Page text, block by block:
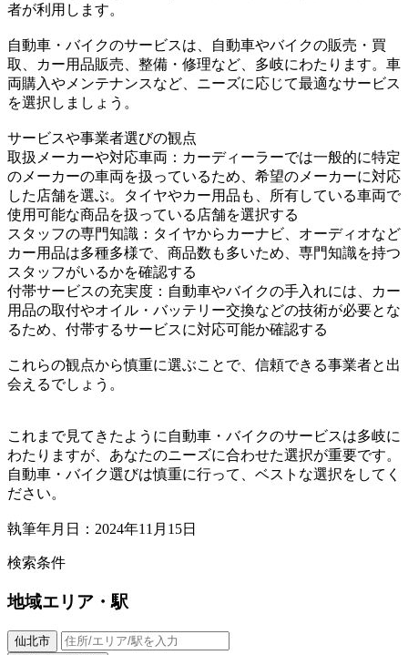
者が利用します。
自動車・バイクのサービスは、自動車やバイクの販売・買
取、カー用品販売、整備・修理など、多岐にわたります。車
両購入やメンテナンスなど、ニーズに応じて最適なサービス
を選択しましょう。
サービスや事業者選びの観点
取扱メーカーや対応車両：カーディーラーでは一般的に特定
のメーカーの車両を扱っているため、希望のメーカーに対応
した店舗を選ぶ。タイヤやカー用品も、所有している車両で
使用可能な商品を扱っている店舗を選択する
スタッフの専門知識：タイヤからカーナビ、オーディオなど
カー用品は多種多様で、商品数も多いため、専門知識を持つ
スタッフがいるかを確認する
付帯サービスの充実度：自動車やバイクの手入れには、カー
用品の取付やオイル・バッテリー交換などの技術が必要とな
るため、付帯するサービスに対応可能か確認する
これらの観点から慎重に選ぶことで、信頼できる事業者と出
会えるでしょう。
これまで見てきたように自動車・バイクのサービスは多岐に
わたりますが、あなたのニーズに合わせた選択が重要です。
自動車・バイク選びは慎重に行って、ベストな選択をしてく
ださい。
執筆年月日：2024年11月15日
検索条件
地域エリア・駅
仙北市